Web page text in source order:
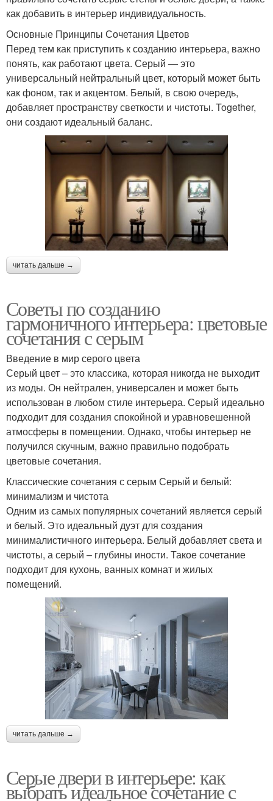
как добавить в интерьер индивидуальность.
Основные Принципы Сочетания Цветов
Перед тем как приступить к созданию интерьера, важно
понять, как работают цвета. Серый — это
универсальный нейтральный цвет, который может быть
как фоном, так и акцентом. Белый, в свою очередь,
добавляет пространству светкости и чистоты. Together,
они создают идеальный баланс.
читать дальше →
Советы по созданию
гармоничного интерьера: цветовые
сочетания с серым
Введение в мир серого цвета
Серый цвет – это классика, которая никогда не выходит
из моды. Он нейтрален, универсален и может быть
использован в любом стиле интерьера. Серый идеально
подходит для создания спокойной и уравновешенной
атмосферы в помещении. Однако, чтобы интерьер не
получился скучным, важно правильно подобрать
цветовые сочетания.
Классические сочетания с серым Серый и белый:
минимализм и чистота
Одним из самых популярных сочетаний является серый
и белый. Это идеальный дуэт для создания
минималистичного интерьера. Белый добавляет света и
чистоты, а серый – глубины иности. Такое сочетание
подходит для кухонь, ванных комнат и жилых
помещений.
читать дальше →
Серые двери в интерьере: как
выбрать идеальное сочетание с